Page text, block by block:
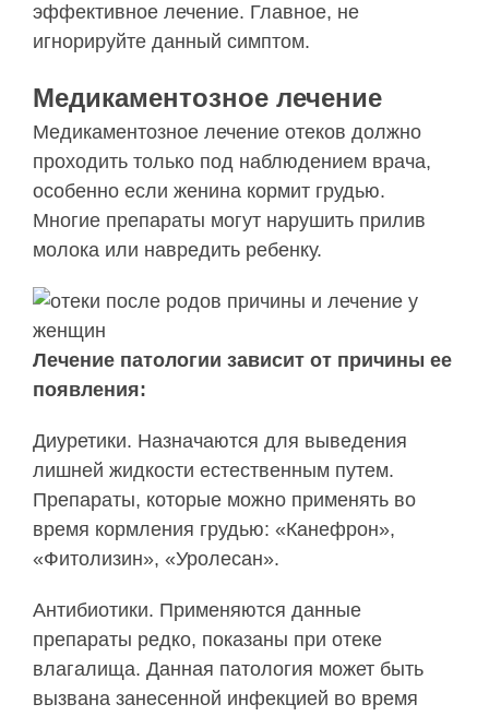
эффективное лечение. Главное, не
игнорируйте данный симптом.
Медикаментозное лечение
Медикаментозное лечение отеков должно
проходить только под наблюдением врача,
особенно если женина кормит грудью.
Многие препараты могут нарушить прилив
молока или навредить ребенку.
Лечение патологии зависит от причины ее
появления:
Диуретики. Назначаются для выведения
лишней жидкости естественным путем.
Препараты, которые можно применять во
время кормления грудью: «Канефрон»,
«Фитолизин», «Уролесан».
Антибиотики. Применяются данные
препараты редко, показаны при отеке
влагалища. Данная патология может быть
вызвана занесенной инфекцией во время